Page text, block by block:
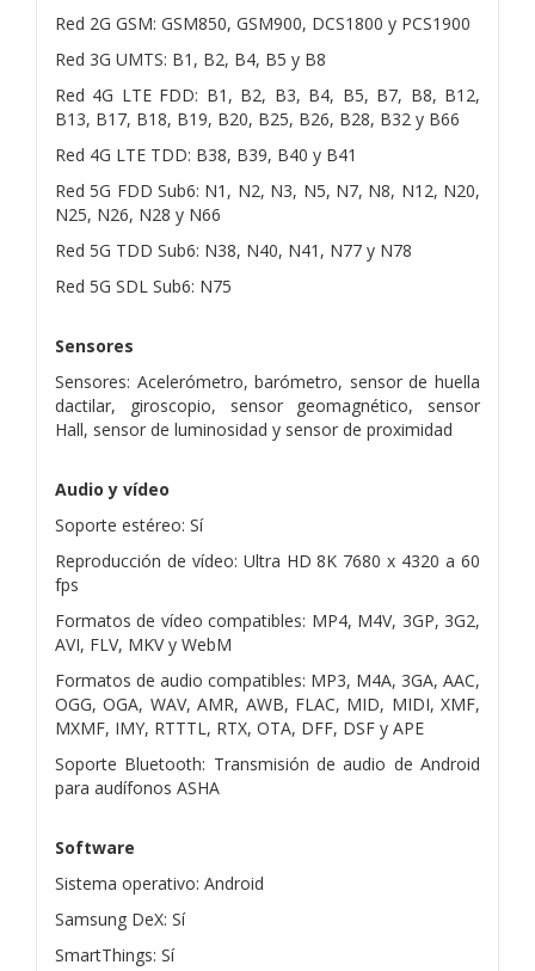
Red 2G GSM: GSM850, GSM900, DCS1800 y PCS1900
Red 3G UMTS: B1, B2, B4, B5 y B8
Red 4G LTE FDD: B1, B2, B3, B4, B5, B7, B8, B12,
B13, B17, B18, B19, B20, B25, B26, B28, B32 y B66
Red 4G LTE TDD: B38, B39, B40 y B41
Red 5G FDD Sub6: N1, N2, N3, N5, N7, N8, N12, N20,
N25, N26, N28 y N66
Red 5G TDD Sub6: N38, N40, N41, N77 y N78
Red 5G SDL Sub6: N75
Sensores
Sensores: Acelerómetro, barómetro, sensor de huella
dactilar, giroscopio, sensor geomagnético, sensor
Hall, sensor de luminosidad y sensor de proximidad
Audio y vídeo
Soporte estéreo: Sí
Reproducción de vídeo: Ultra HD 8K 7680 x 4320 a 60
fps
Formatos de vídeo compatibles: MP4, M4V, 3GP, 3G2,
AVI, FLV, MKV y WebM
Formatos de audio compatibles: MP3, M4A, 3GA, AAC,
OGG, OGA, WAV, AMR, AWB, FLAC, MID, MIDI, XMF,
MXMF, IMY, RTTTL, RTX, OTA, DFF, DSF y APE
Soporte Bluetooth: Transmisión de audio de Android
para audífonos ASHA
Software
Sistema operativo: Android
Samsung DeX: Sí
SmartThings: Sí